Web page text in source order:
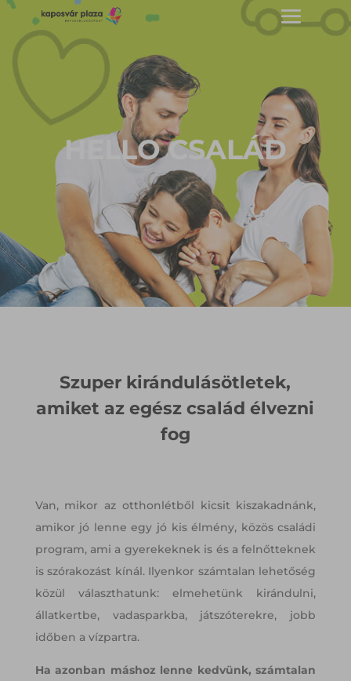
HELLO CSALÁD
Szuper kirándulásötletek,
amiket az egész család élvezni
fog
Van, mikor az otthonlétből kicsit kiszakadnánk,
amikor jó lenne egy jó kis élmény, közös családi
program, ami a gyerekeknek is és a felnőtteknek
is szórakozást kínál. Ilyenkor számtalan lehetőség
közül választhatunk: elmehetünk kirándulni,
állatkertbe, vadasparkba, játszóterekre, jobb
időben a vízpartra.
Ha azonban máshoz lenne kedvünk, számtalan